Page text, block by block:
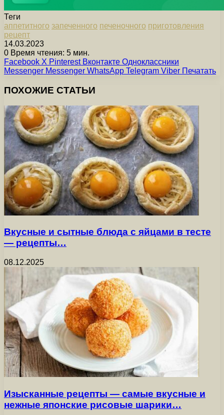
Теги
аппетитного запеченного печеночного приготовления
рецепт
14.03.2023
0 Время чтения: 5 мин.
Facebook X Pinterest Вконтакте Одноклассники
Messenger Messenger WhatsApp Telegram Viber Печатать
ПОХОЖИЕ СТАТЬИ
Вкусные и сытные блюда с яйцами в тесте
— рецепты…
08.12.2025
Изысканные рецепты — самые вкусные и
нежные японские рисовые шарики…